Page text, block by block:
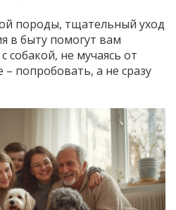
породы, тщательный уход
в быту помогут вам
собакой, не мучаясь от
– попробовать, а не сразу